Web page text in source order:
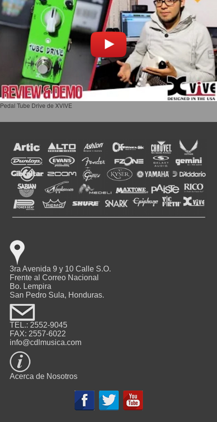
Pedal Tube Drive de XVIVE
3ra Avenida 9 y 10 Calle S.O.
Frente al Correo Nacional
Bo. Lempira
San Pedro Sula, Honduras.
TEL.: 2552-9045
FAX: 2557-6022
info@cdlmusica.com
Acerca de Nosotros